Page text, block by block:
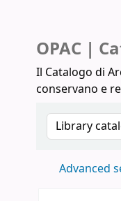
Biblioteche
OPAC |
Il Catalogo di
conservano e
Search the
Advanced